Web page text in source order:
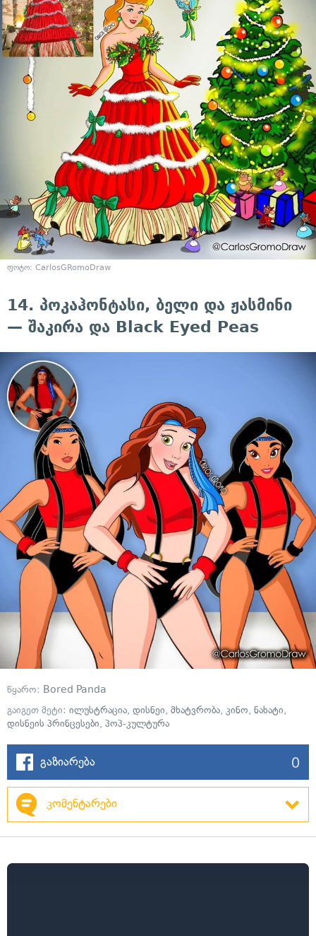
ფოტო: CarlosGRomoDraw
14. პოკაჰონტასი, ბელი და ჟასმინი
— შაკირა და Black Eyed Peas
წყარო: Bored Panda
გაიგეთ მეტი: ილუსტრაცია, დისნეი, მხატვრობა, კინო, ნახატი,
დისნეის პრინცესები, პოპ-კულტურა
გაზიარება 0
კომენტარები